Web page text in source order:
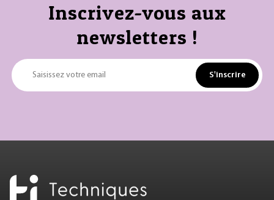
Inscrivez-vous aux
newsletters !
Saisissez votre email S'inscrire